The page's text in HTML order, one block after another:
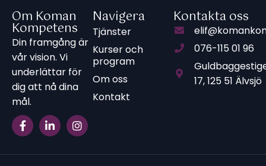
Om Koman
Kompetens
Din framgång är
vår vision. Vi
underlättar för
dig att nå dina
mål.
F
a
c
e
L
i
n
k
I
n
s
t
Navigera
Tjänster
Kurser och
program
Om oss
Kontakt
Kontakta oss
076-115 01 96
17, 125 51 Älvsjö